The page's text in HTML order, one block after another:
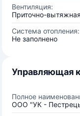
Вентиляция:
Приточно-
Система отопления:
Не заполнено
Управляющая
Полное
ООО "УК -